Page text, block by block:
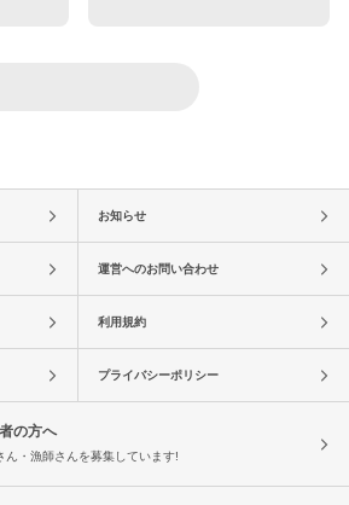
お知らせ
運営へのお問い合わせ
利用規約
プライバシーポリシー
の方へ
ん・漁師さんを募集しています!